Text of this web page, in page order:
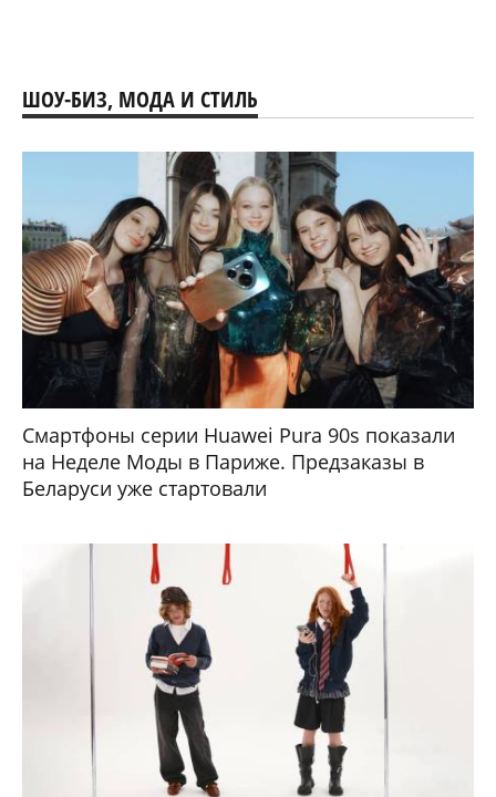
ШОУ-БИЗ, МОДА И СТИЛЬ
Смартфоны серии Huawei Pura 90s показали
на Неделе Моды в Париже. Предзаказы в
Беларуси уже стартовали